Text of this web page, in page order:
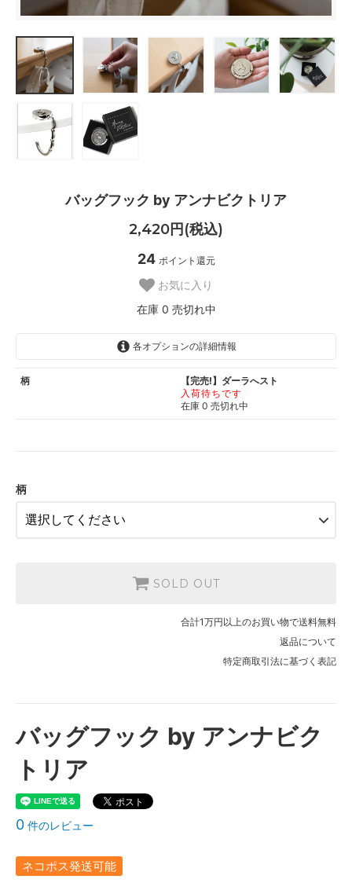
バッグフック by アンナビクトリア
2,420円(税込)
24 ポイント還元
お気に入り
在庫 0 売切れ中
各オプションの詳細情報
柄
【完売!】ダーラへスト
入荷待ちです
在庫 0 売切れ中
柄
SOLD OUT
合計1万円以上のお買い物で送料無料
返品について
特定商取引法に基づく表記
バッグフック by アンナビク
トリア
0 件のレビュー
ネコポス発送可能